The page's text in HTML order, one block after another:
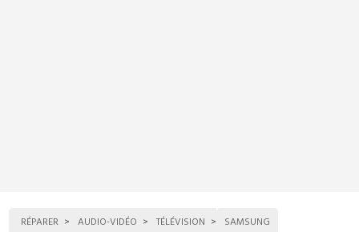
RÉPARER AUDIO-VIDÉO TÉLÉVISION SAMSUNG